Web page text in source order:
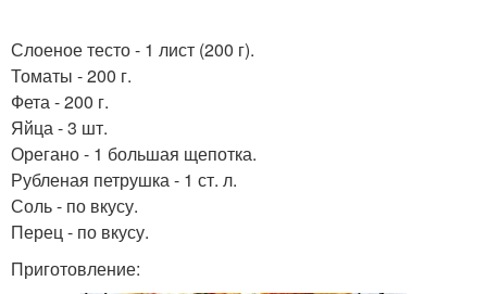
Слоеное тесто - 1 лист (200 г).
Томаты - 200 г.
Фета - 200 г.
Яйца - 3 шт.
Орегано - 1 большая щепотка.
Рубленая петрушка - 1 ст. л.
Соль - по вкусу.
Перец - по вкусу.
Приготовление: